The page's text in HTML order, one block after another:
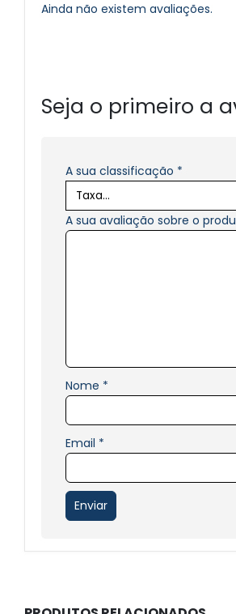
Ainda não existem avaliações.
Seja o primeiro a
A sua classificação *
A sua avaliação sobre o
Nome *
Email *